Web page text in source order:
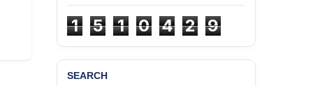
1 5 1 0 4 2 9
SEARCH